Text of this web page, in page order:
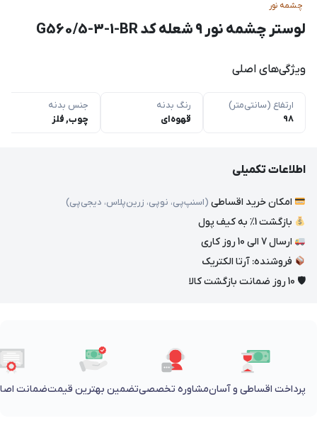
چشمه نور
لوستر چشمه نور ۹ شعله کد G560/5-3-1-BR
ویژگی‌های اصلی
ارتفاع (سانتی‌متر)
98
رنگ بدنه
قهوه‌ای
جنس بدنه
چوب, فلز
اطلاعات تکمیلی
امکان خرید اقساطی (اسنپ‌پی، نوپی، زرین‌پلاس، دیجی‌پی)
بازگشت 1٪ به کیف پول
ارسال 7 الی 10 روز کاری
فروشنده: آرتا الکتریک
🛡 10 روز ضمانت بازگشت کالا
پرداخت اقساطی و آسانمشاوره تخصصیتضمین بهترین قیمتضمانت